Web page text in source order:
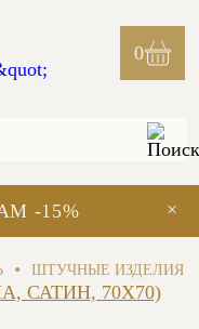
0
×
-15%
• ШТУЧНЫЕ ИЗДЕЛИЯ
САТИН, 70X70)